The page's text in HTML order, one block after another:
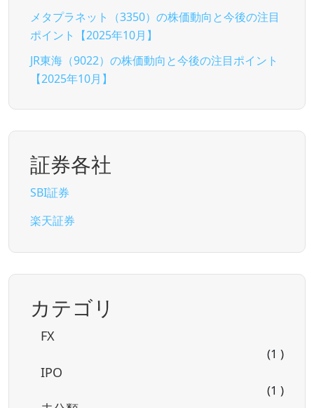
メタプラネット（3350）の株価動向と今後の注目
ポイント【2025年10月】
JR東海（9022）の株価動向と今後の注目ポイント
【2025年10月】
証券各社
SBI証券
楽天証券
カテゴリ
FX
(1 )
IPO
(1 )